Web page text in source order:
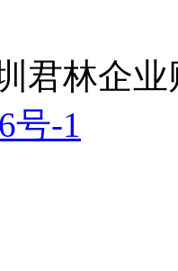
君林企
号-1